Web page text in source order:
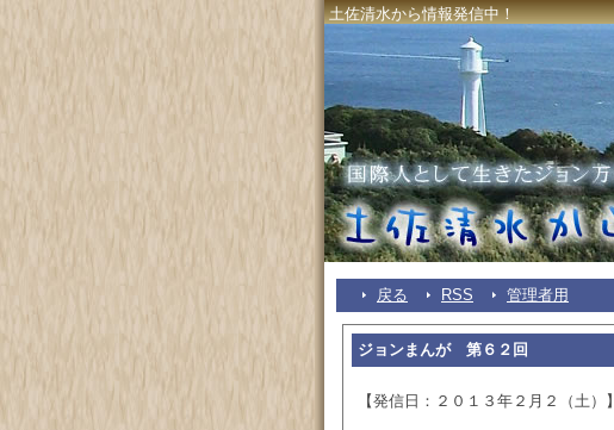
土佐清水から情報発信中！
戻る RSS 管理者用
ジョンまんが 第６２回
【発信日：２０１３年２月２（土）】